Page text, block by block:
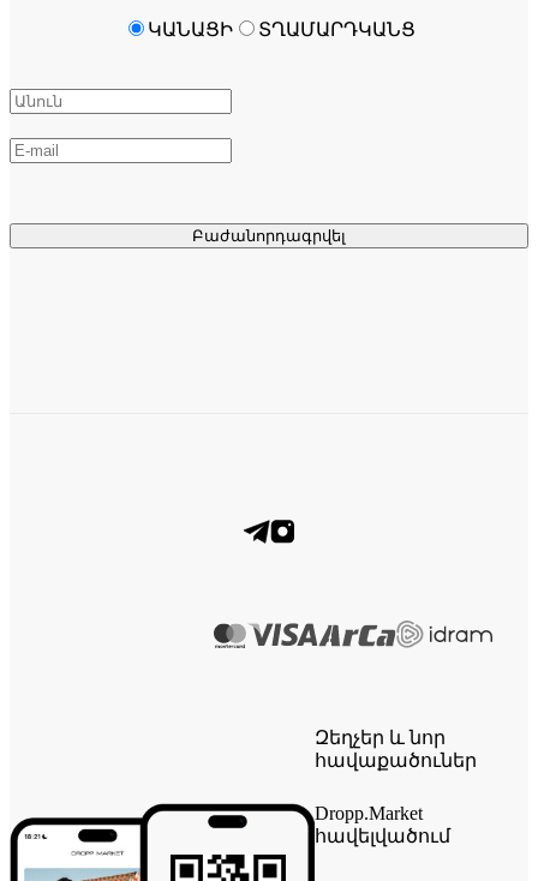
Բաժանորդագրվել
ԿԱՆԱՑԻ ՏՂԱՄԱՐԴԿԱՆՑ
Զեղչեր և նոր
հավաքածուներ
Dropp.Market
հավելվածում